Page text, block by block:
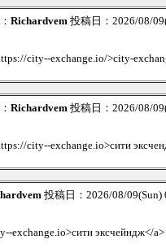
Richardvem 投稿日：2026/08/
city--exchange.io/>city-
Richardvem 投稿日：2026/08/
city--exchange.io>сити
投稿日：2026/08/
exchange.io>сити эксчейндж</a>